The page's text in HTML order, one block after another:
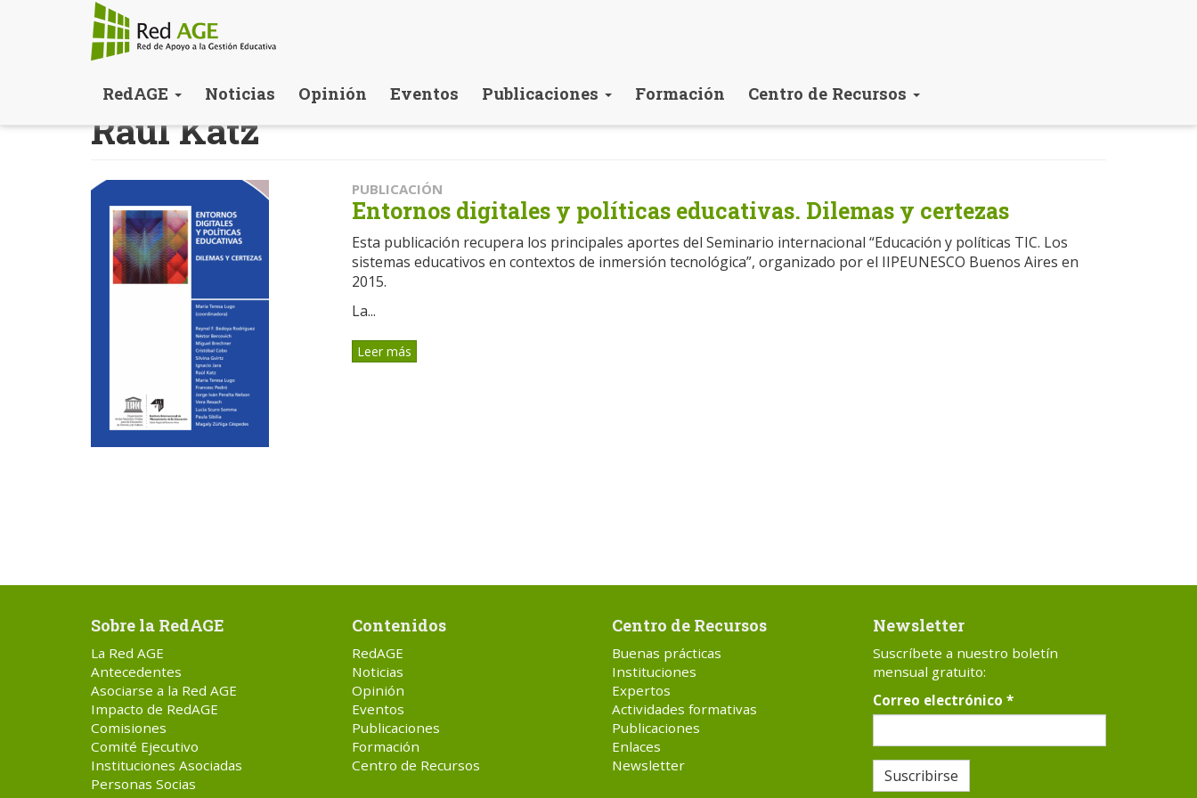
contenido
RedAGE Noticias Opinión Eventos Publicaciones Formación Centro de Recursos
Raúl Katz
PUBLICACIÓN
Entornos digitales y políticas educativas. Dilemas y certezas
Esta publicación recupera los principales aportes del Seminario internacional “Educación y políticas TIC. Los
sistemas educativos en contextos de inmersión tecnológica”, organizado por el IIPEUNESCO Buenos Aires en
2015.
La...
Leer más
Sobre la RedAGE
La Red AGE
Antecedentes
Asociarse a la Red AGE
Impacto de RedAGE
Comisiones
Comité Ejecutivo
Instituciones Asociadas
Personas Socias
Contenidos
RedAGE
Noticias
Opinión
Eventos
Publicaciones
Formación
Centro de Recursos
Centro de Recursos
Buenas prácticas
Instituciones
Expertos
Actividades formativas
Publicaciones
Enlaces
Newsletter
Newsletter
Suscríbete a nuestro boletín
mensual gratuito:
Correo electrónico *
Suscribirse